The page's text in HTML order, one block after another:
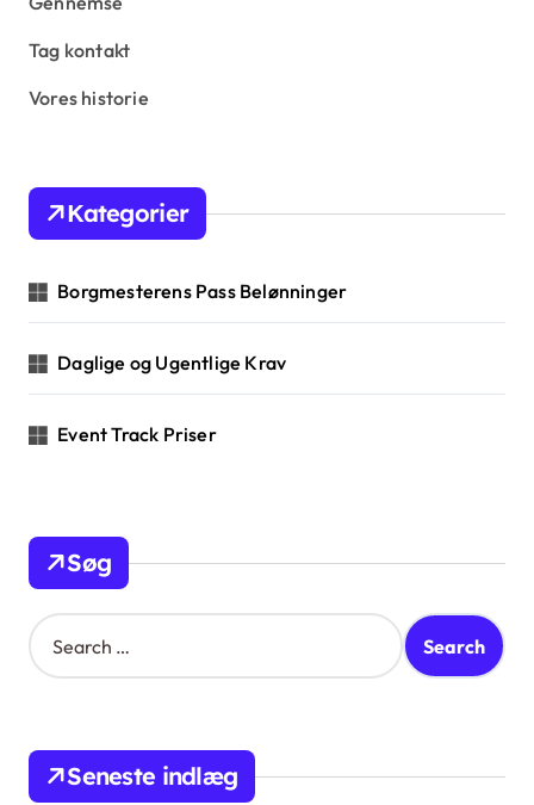
n
a
i
o
n
Tag kontakt
Vores historie
Kategorier
Borgmesterens Pass Belønninger
Daglige og Ugentlige Krav
Event Track Priser
Søg
S
e
h
Seneste indlæg